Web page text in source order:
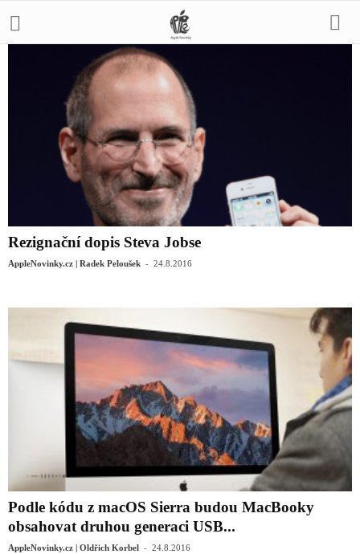
Rezignační dopis Steva Jobse
AppleNovinky.cz | Radek Peloušek - 24.8.2016
Podle kódu z macOS Sierra budou MacBooky
obsahovat druhou generaci USB...
AppleNovinky.cz | Oldřich Korbel - 24.8.2016